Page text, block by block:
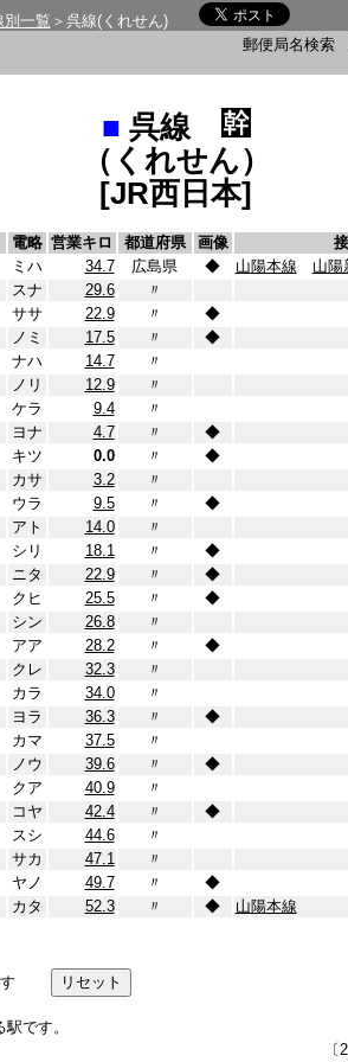
別一覧 ＞呉線(くれせん)
郵便局名検索
■ 呉線
（くれせん）
[JR西日本]
電略 営業キロ 都道府県 画像
ミハ 34.7 広島県 ◆ 山陽本線
山陽
スナ 29.6
〃
ササ 22.9 〃
◆
ノミ 17.5 〃
◆
ナハ 14.7
〃
ノリ 12.9
〃
ケラ 9.4
〃
ヨナ 4.7 〃
◆
キツ 0.0 〃
◆
カサ 3.2
〃
ウラ 9.5 〃
◆
アト 14.0
〃
シリ 18.1 〃
◆
ニタ 22.9 〃
◆
クヒ 25.5 〃
◆
シン 26.8
〃
アア 28.2 〃
◆
クレ 32.3
〃
カラ 34.0
〃
ヨラ 36.3 〃
◆
カマ 37.5
〃
ノウ 39.6 〃
◆
クア 40.9
〃
コヤ 42.4 〃
◆
スシ 44.6
〃
サカ 47.1
〃
ヤノ 49.7 〃
◆
カタ 52.3 〃 ◆
山陽本線
です。